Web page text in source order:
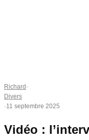
Richard ·
Divers
·11 septembre 2025
Vidéo :